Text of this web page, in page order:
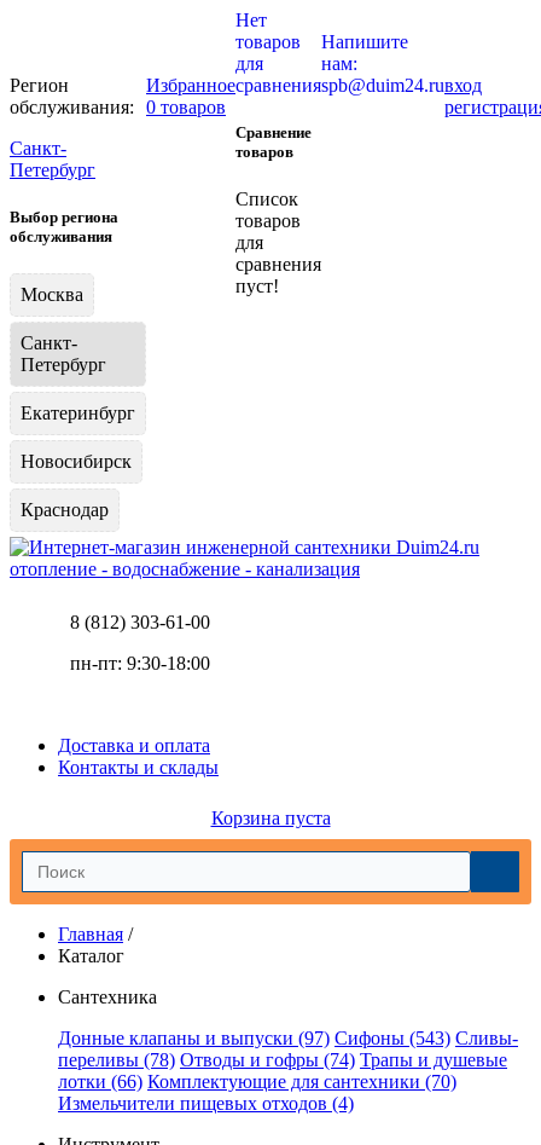
Регион
обслуживания:
Санкт-
Петербург
Выбор региона
обслуживания
Москва
Санкт-
Петербург
Екатеринбург
Новосибирск
Краснодар
Избранное
0 товаров
Нет
товаров
для
сравнения
Сравнение
товаров
Список
товаров
для
сравнения
пуст!
Напишите
нам:
spb@duim24.ruвход
отопление - водоснабжение - канализация
8 (812) 303-61-00
пн-пт: 9:30-18:00
Доставка и оплата
Контакты и склады
Корзина пуста
Главная /
Каталог
Сантехника
Донные клапаны и выпуски (97) Сифоны (543) Сливы-
переливы (78) Отводы и гофры (74) Трапы и душевые
лотки (66) Комплектующие для сантехники (70)
Измельчители пищевых отходов (4)